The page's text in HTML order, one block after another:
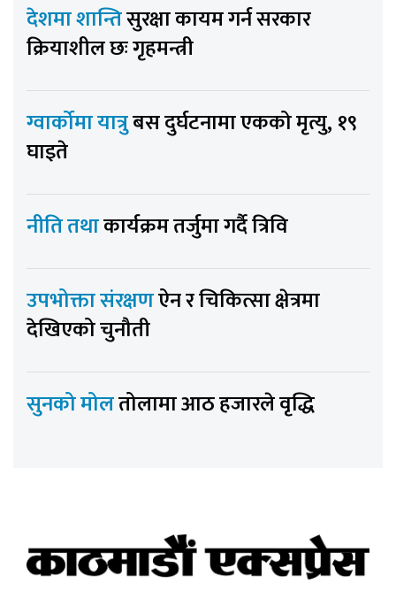
देशमा शान्तिसुरक्षा कायम गर्न सरकार
क्रियाशील छः गृहमन्त्री
ग्वार्कोमा यात्रुबस दुर्घटनामा एकको मृत्यु, १९
घाइते
नीति तथाकार्यक्रम तर्जुमा गर्दै त्रिवि
उपभोक्ता संरक्षणऐन र चिकित्सा क्षेत्रमा
देखिएको चुनौती
सुनको मोलतोलामा आठ हजारले वृद्धि